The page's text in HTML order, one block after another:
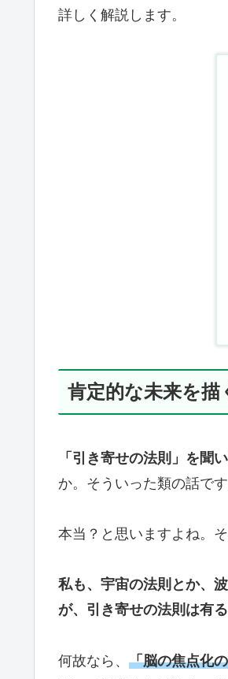
詳しく解説します。
肯定的な未来を
「引き寄せの法則」を聞
か。そういった類の話です
本当？と思いますよね。
私も、宇宙の法則とか、
が、引き寄せの法則は有
何故なら、 「脳の焦点化